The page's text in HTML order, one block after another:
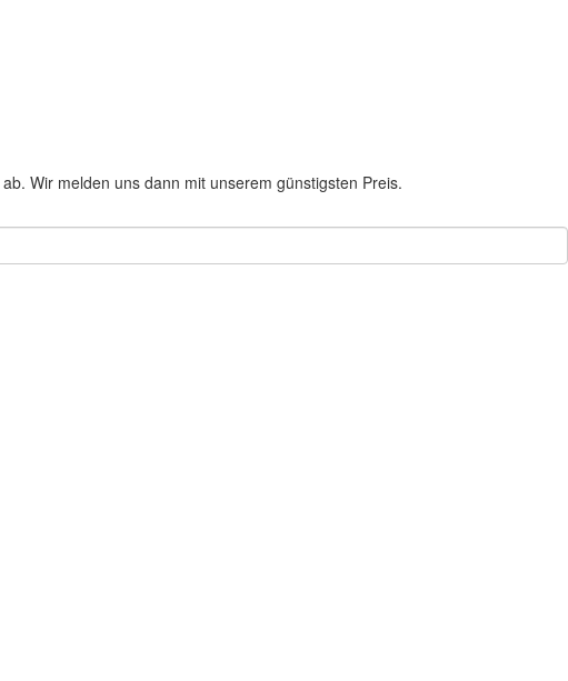
ab. Wir melden uns dann mit unserem günstigsten Preis.